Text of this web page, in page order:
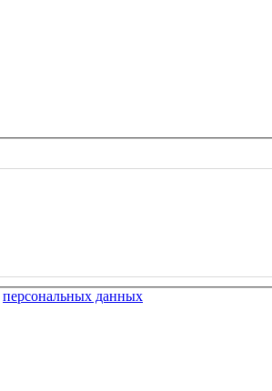
персональных данных